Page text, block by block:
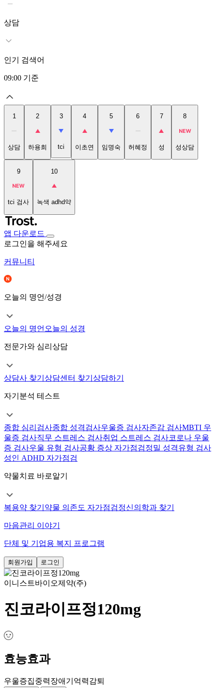
상담
인기 검색어
09:00 기준
1
상담
2
하용희
3
tci
4
이초연
5
임명숙
6
허혜정
7
성
8
성상담
9
tci 검사
10
녹색 adhd약
앱 다운로드
로그인을 해주세요
커뮤니티
오늘의 명언/성경
오늘의 명언 오늘의 성경
전문가와 심리상담
상담사 찾기 상담센터 찾기 상담하기
자기분석 테스트
종합 심리검사종합 성격검사우울증 검사자존감 검사MBTI 우
울증 검사직무 스트레스 검사취업 스트레스 검사코로나 우울
증 검사우울 유형 검사공황 증상 자가점검정밀 성격유형 검사
성인 ADHD 자가점검
약물치료 바로알기
복용약 찾기 약물 의존도 자가점검정신의학과 찾기
마음관리 이야기
단체 및 기업용 복지 프로그램
회원가입 로그인
이니스트바이오제약(주)
진코라이프정120mg
효능효과
우울증집중력장애 기억력감퇴